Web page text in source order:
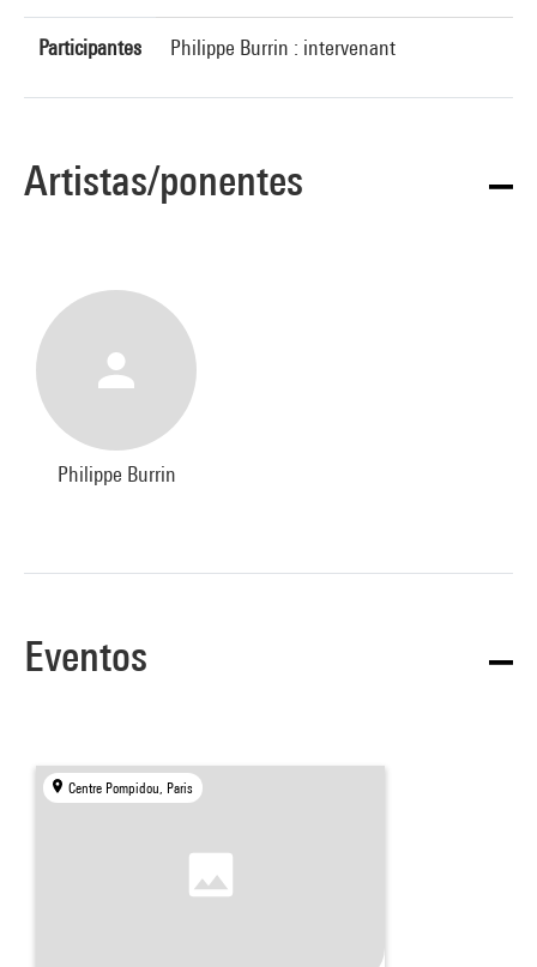
Participantes Philippe Burrin : intervenant
Artistas/ponentes
Philippe Burrin
Eventos
Centre Pompidou, Paris